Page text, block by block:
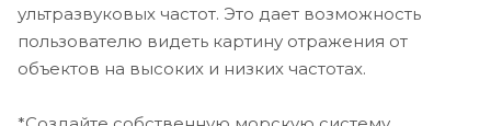
GPSMAP 8416xsv
Кабель питания
Ответвительный кабель NMEA 2000®
Комплект для монтажа заподлицо
ультразвуковых частот. Это дает возможность
пользователю видеть картину отражения от
объектов на высоких и низких частотах.